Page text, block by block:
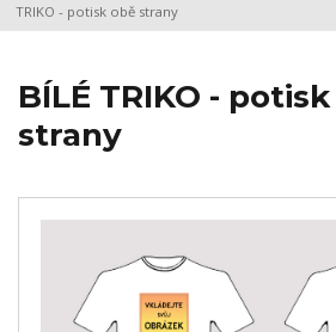
TRIKO - potisk obě strany
BÍLÉ TRIKO -
strany